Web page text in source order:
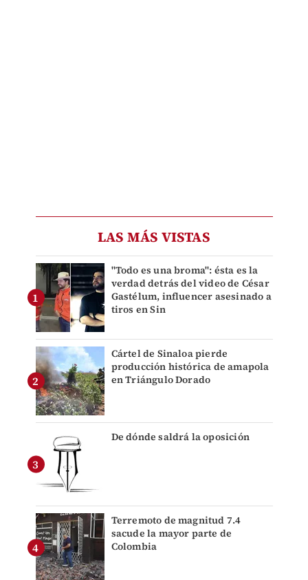
LAS MÁS VISTAS
"Todo es una broma": ésta es la
verdad detrás del video de César
Gastélum, influencer asesinado a
tiros en Sin
Cártel de Sinaloa pierde
producción histórica de amapola
en Triángulo Dorado
De dónde saldrá la oposición
Terremoto de magnitud 7.4
sacude la mayor parte de
Colombia